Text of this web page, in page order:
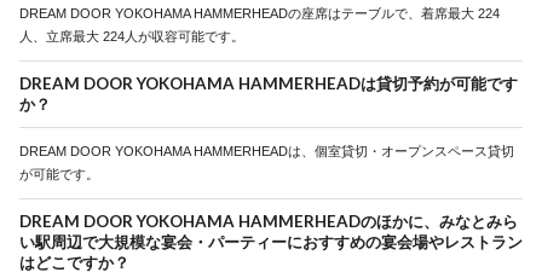
DREAM DOOR YOKOHAMA HAMMERHEADの座席はテーブルで、着席最大 224
人、立席最大 224人が収容可能です。
DREAM DOOR YOKOHAMA HAMMERHEADは貸切予約が可能です
か？
DREAM DOOR YOKOHAMA HAMMERHEADは、個室貸切・オープンスペース貸切
が可能です。
DREAM DOOR YOKOHAMA HAMMERHEADのほかに、みなとみら
い駅周辺で大規模な宴会・パーティーにおすすめの宴会場やレストラン
はどこですか？